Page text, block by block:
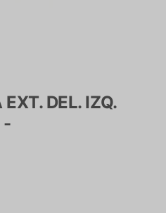
DEL. IZQ.
-